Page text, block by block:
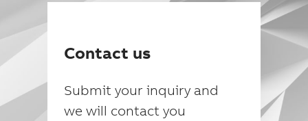
Contact us
Submit your inquiry and
we will contact you